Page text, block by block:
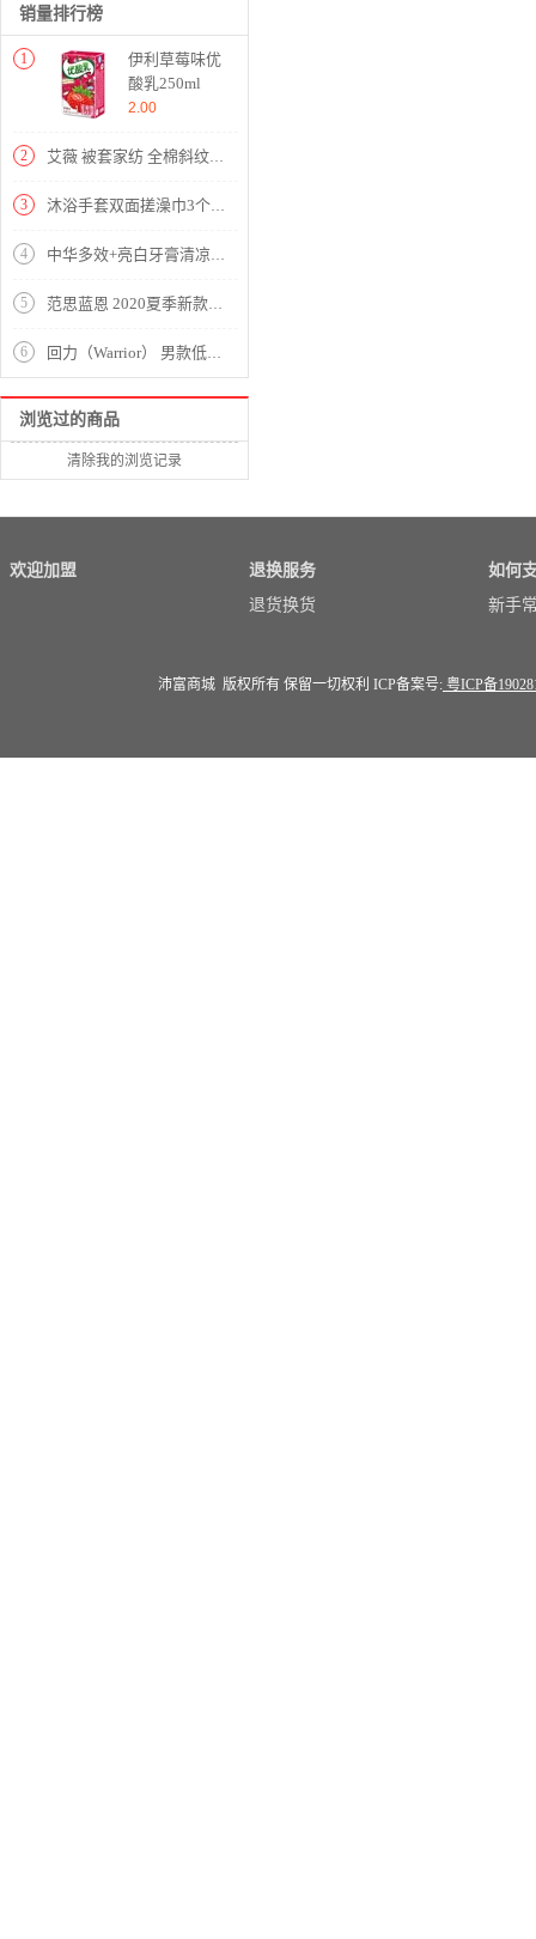
销量排行榜
1
伊利草莓味优
酸乳250ml
2.00
2 艾薇 被套家纺 全棉斜纹印花双人舒适加大被套被罩单件 伊尚蓝 200*230cm
3 沐浴手套双面搓澡巾3个【人造丝面料+夹层海绵/颜色随机】
4 中华多效+亮白牙膏清凉薄荷味130g
5 范思蓝恩 2020夏季新款紫色褶皱雪纺衫女百搭小众设计感温柔风上衣 淡紫雾色 M
6 回力（Warrior） 男款低帮舒适一脚蹬休闲懒人帆布鞋 WXY-966 灰色 42
浏览过的商品
清除我的浏览记录
欢迎加盟
退换服务
退货换货
如何
新手
沛富商城 版权所有 保留一切权利 ICP备案号: 粤ICP备